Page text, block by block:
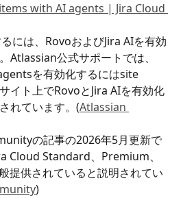
with AI agents | Jira Cloud
には、RovoおよびJira AIを有効
Atlassian公式サポートでは、
を有効化するにはsite
イト上でRovoとJira AIを有効化
れています。(Atlassian
の記事の2026年5月更新で
Cloud Standard、Premium、
提供されていると説明されてい
)